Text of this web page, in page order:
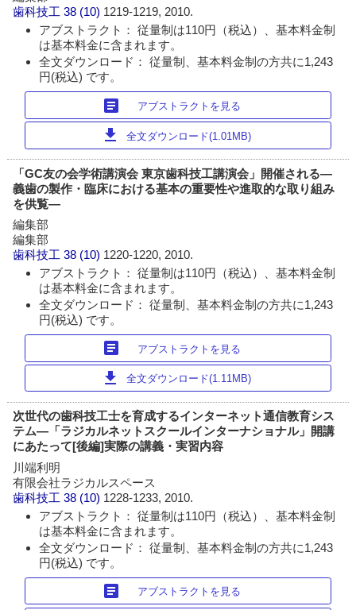
歯科技工 38 (10) 1219-1219, 2010.
アブストラクト： 従量制は110円（税込）、基本料金制
は基本料金に含まれます。
全文ダウンロード： 従量制、基本料金制の方共に1,243
円(税込) です。
article アブストラクトを見る
download 全文ダウンロード(1.01MB)
「GC友の会学術講演会 東京歯科技工講演会」開催される―
義歯の製作・臨床における基本の重要性や進取的な取り組み
を供覧―
編集部
編集部
歯科技工 38 (10) 1220-1220, 2010.
アブストラクト： 従量制は110円（税込）、基本料金制
は基本料金に含まれます。
全文ダウンロード： 従量制、基本料金制の方共に1,243
円(税込) です。
article アブストラクトを見る
download 全文ダウンロード(1.11MB)
次世代の歯科技工士を育成するインターネット通信教育シス
テム―「ラジカルネットスクールインターナショナル」開講
にあたって[後編]実際の講義・実習内容
川端利明
有限会社ラジカルスペース
歯科技工 38 (10) 1228-1233, 2010.
アブストラクト： 従量制は110円（税込）、基本料金制
は基本料金に含まれます。
全文ダウンロード： 従量制、基本料金制の方共に1,243
円(税込) です。
article アブストラクトを見る